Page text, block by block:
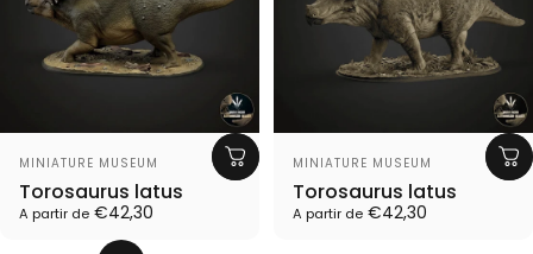
Proveedor:
MINIATURE MUSEUM
Torosaurus latus
A partir de €42,30
Proveedor:
MINIATURE MUSEUM
Torosaurus latus
A partir de €42,30